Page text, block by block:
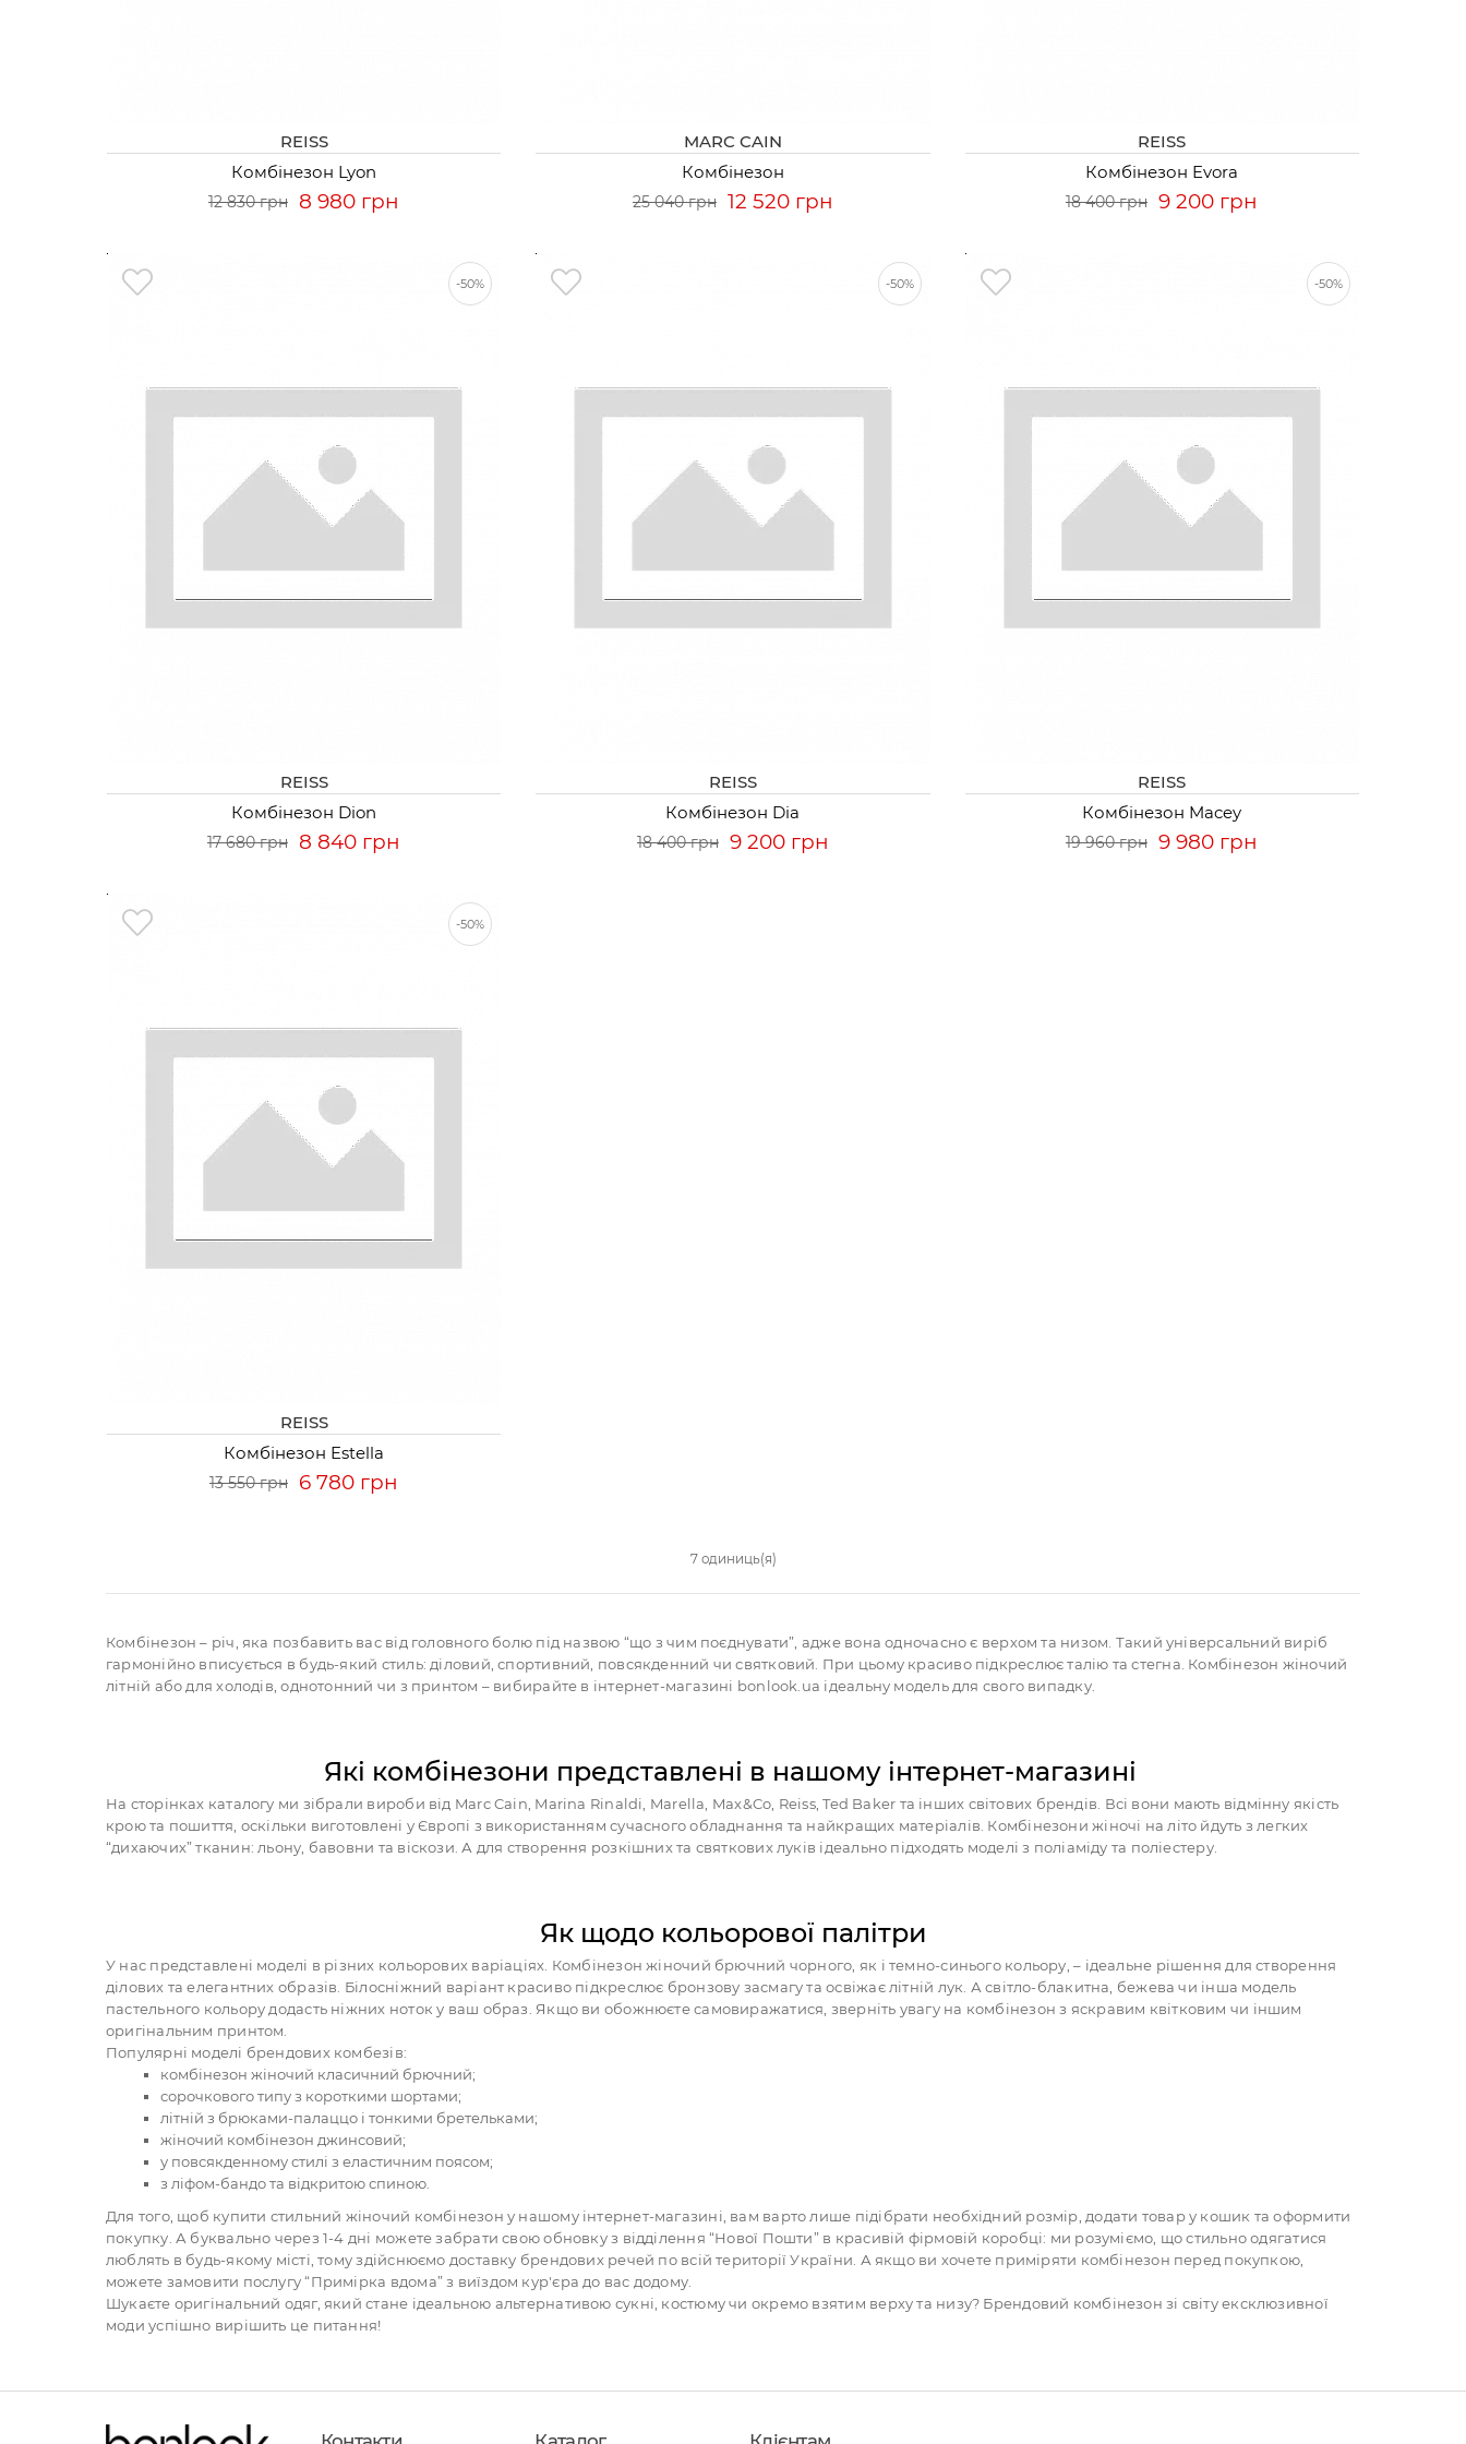
REISS
Комбінезон Lyon
12 830 грн 8 980 грн
MARC CAIN
Комбінезон
25 040 грн 12 520 грн
REISS
Комбінезон Evora
18 400 грн 9 200 грн
-50%
REISS
Комбінезон Dion
17 680 грн 8 840 грн
-50%
REISS
Комбінезон Dia
18 400 грн 9 200 грн
-50%
REISS
Комбінезон Macey
19 960 грн 9 980 грн
-50%
REISS
Комбінезон Estella
13 550 грн 6 780 грн
7 одиниць(я)
Комбінезон – річ, яка позбавить вас від головного болю під назвою “що з чим поєднувати”, адже вона одночасно є верхом та низом. Такий універсальний виріб
гармонійно вписується в будь-який стиль: діловий, спортивний, повсякденний чи святковий. При цьому красиво підкреслює талію та стегна. Комбінезон жіночий
літній або для холодів, однотонний чи з принтом – вибирайте в інтернет-магазині bonlook.ua ідеальну модель для свого випадку.
Які комбінезони представлені в нашому інтернет-магазині
На сторінках каталогу ми зібрали вироби від Marc Cain, Marina Rinaldi, Marella, Max&Co, Reiss, Ted Baker та інших світових брендів. Всі вони мають відмінну якість
крою та пошиття, оскільки виготовлені у Європі з використанням сучасного обладнання та найкращих матеріалів. Комбінезони жіночі на літо йдуть з легких
“дихаючих” тканин: льону, бавовни та віскози. А для створення розкішних та святкових луків ідеально підходять моделі з поліаміду та поліестеру.
Як щодо кольорової палітри
У нас представлені моделі в різних кольорових варіаціях. Комбінезон жіночий брючний чорного, як і темно-синього кольору, – ідеальне рішення для створення
ділових та елегантних образів. Білосніжний варіант красиво підкреслює бронзову засмагу та освіжає літній лук. А світло-блакитна, бежева чи інша модель
пастельного кольору додасть ніжних ноток у ваш образ. Якщо ви обожнюєте самовиражатися, зверніть увагу на комбінезон з яскравим квітковим чи іншим
оригінальним принтом.
Популярні моделі брендових комбезів:
комбінезон жіночий класичний брючний;
сорочкового типу з короткими шортами;
літній з брюками-палаццо і тонкими бретельками;
жіночий комбінезон джинсовий;
у повсякденному стилі з еластичним поясом;
з ліфом-бандо та відкритою спиною.
Для того, щоб купити стильний жіночий комбінезон у нашому інтернет-магазині, вам варто лише підібрати необхідний розмір, додати товар у кошик та оформити
покупку. А буквально через 1-4 дні можете забрати свою обновку з відділення “Нової Пошти” в красивій фірмовій коробці: ми розуміємо, що стильно одягатися
люблять в будь-якому місті, тому здійснюємо доставку брендових речей по всій території України. А якщо ви хочете приміряти комбінезон перед покупкою,
можете замовити послугу “Примірка вдома” з виїздом кур'єра до вас додому.
Шукаєте оригінальний одяг, який стане ідеальною альтернативою сукні, костюму чи окремо взятим верху та низу? Брендовий комбінезон зі світу ексклюзивної
моди успішно вирішить це питання!